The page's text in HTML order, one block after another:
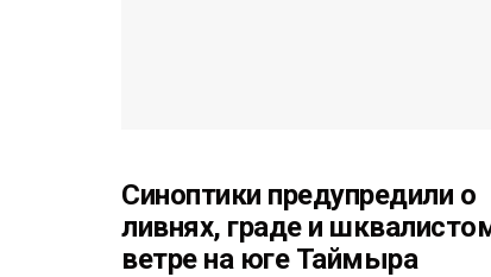
Синоптики предупредили о
ливнях, граде и
ветре на юге Таймыра